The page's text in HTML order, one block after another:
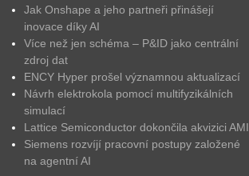
Jak Onshape a jeho partneři přinášejí
inovace díky AI
Více než jen schéma – P&ID jako centrální
zdroj dat
ENCY Hyper prošel významnou aktualizací
Návrh elektrokola pomocí multifyzikálních
simulací
Lattice Semiconductor dokončila akvizici AMI
Siemens rozvíjí pracovní postupy založené
na agentní AI